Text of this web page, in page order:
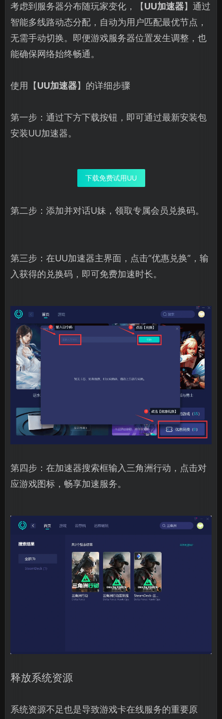
考虑到服务器分布随玩家变化，【UU加速器】通过
智能多线路动态分配，自动为用户匹配最优节点，
无需手动切换。即便游戏服务器位置发生调整，也
能确保网络始终畅通。
使用【UU加速器】的详细步骤
第一步：通过下方下载按钮，即可通过最新安装包
安装UU加速器。
下载免费试用UU
第二步：添加并对话U妹，领取专属会员兑换码。
第三步：在UU加速器主界面，点击“优惠兑换”，输
入获得的兑换码，即可免费加速时长。
第四步：在加速器搜索框输入三角洲行动，点击对
应游戏图标，畅享加速服务。
释放系统资源
系统资源不足也是导致游戏卡在线服务的重要原